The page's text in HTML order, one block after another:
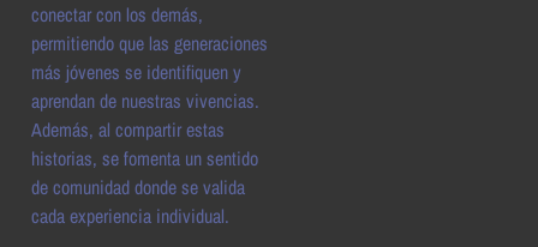
conectar con los demás,
permitiendo que las generaciones
más jóvenes se identifiquen y
aprendan de nuestras vivencias.
Además, al compartir estas
historias, se fomenta un sentido
de comunidad donde se valida
cada experiencia individual.